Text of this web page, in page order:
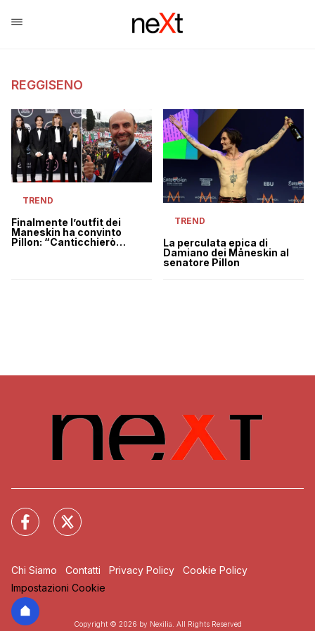
REGGISENO
TREND
Finalmente l’outfit dei
Maneskin ha convinto
Pillon: “Canticchierò
TREND
La perculata epica di
Damiano dei Måneskin al
senatore Pillon
Chi Siamo Contatti Privacy Policy
Cookie Policy
Impostazioni Cookie
Copyright © 2026 by Nexilia. All Rights Reserved